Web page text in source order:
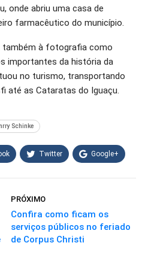
onde abriu uma casa de
farmacêutico do município.
também à fotografia como
importantes da história da
no turismo, transportando
até as Cataratas do Iguaçu.
Schinke
Twitter Google+
PRÓXIMO
Confira como ficam os
serviços públicos no feriado
de Corpus Christi